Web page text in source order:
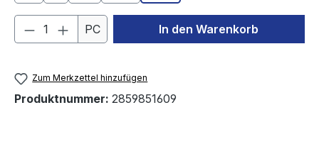
Produkt Anzahl: Gib den
PC In den Warenkorb
Zum Merkzettel hinzufügen
Produktnummer: 2859851609